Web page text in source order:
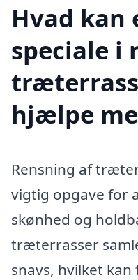
Hvad kan
speciale i
hjælpe
Rensning af
vigtig opgave for
skønhed og
træterrasser
snavs, hvilket